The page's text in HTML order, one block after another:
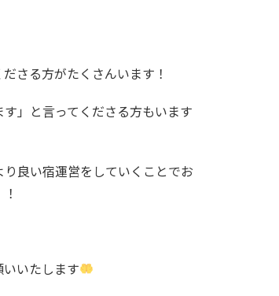
さる方がたくさんいます！
」と言ってくださる方もいます
良い宿運営をしていくことでお
いたします